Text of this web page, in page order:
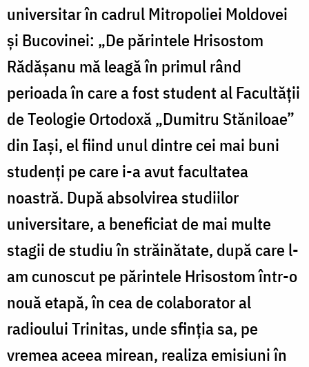
universitar în cadrul Mitropoliei Moldovei
şi Bucovinei: „De părintele Hrisostom
Rădășanu mă leagă în primul rând
perioada în care a fost student al Facultății
de Teologie Ortodoxă „Dumitru Stăniloae”
din Iași, el fiind unul dintre cei mai buni
studenți pe care i-a avut facultatea
noastră. După absolvirea studiilor
universitare, a beneficiat de mai multe
stagii de studiu în străinătate, după care l-
am cunoscut pe părintele Hrisostom într-o
nouă etapă, în cea de colaborator al
radioului Trinitas, unde sfinția sa, pe
vremea aceea mirean, realiza emisiuni în